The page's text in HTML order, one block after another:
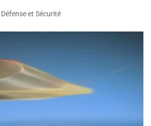
et Sécurité